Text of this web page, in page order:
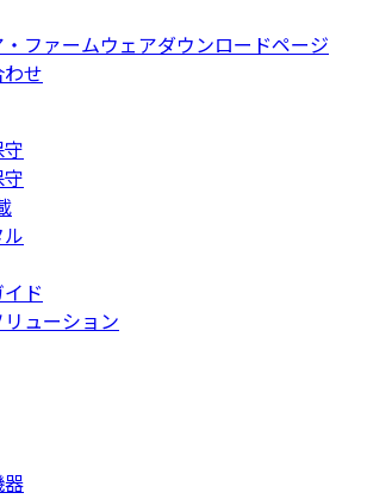
ファームウェアダウンロードページ
せ
ド
ューション